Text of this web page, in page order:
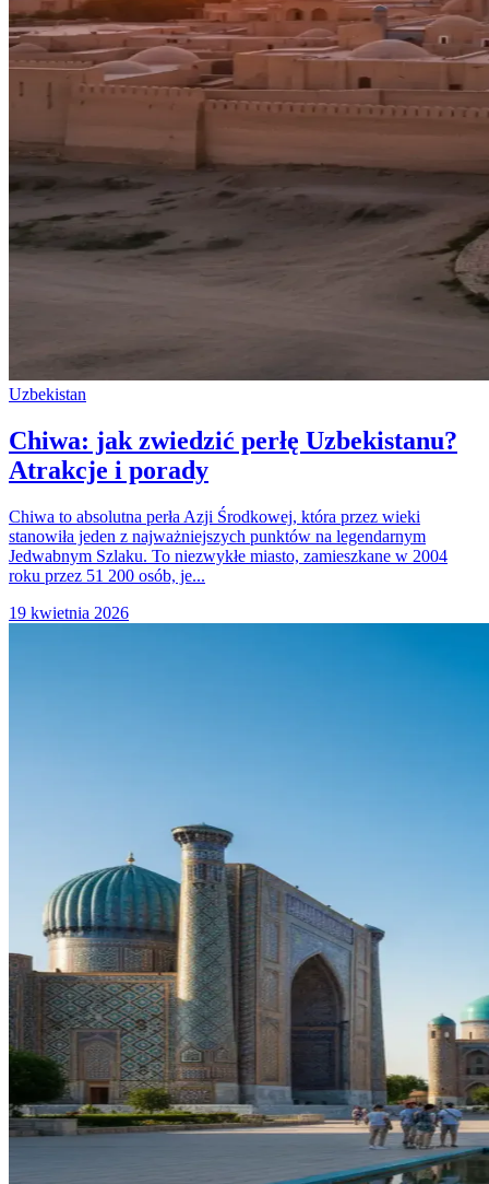
Uzbekistan
Chiwa: jak zwiedzić perłę Uzbekistanu?
Atrakcje i porady
Chiwa to absolutna perła Azji Środkowej, która przez wieki
stanowiła jeden z najważniejszych punktów na legendarnym
Jedwabnym Szlaku. To niezwykłe miasto, zamieszkane w 2004
roku przez 51 200 osób, je...
19 kwietnia 2026